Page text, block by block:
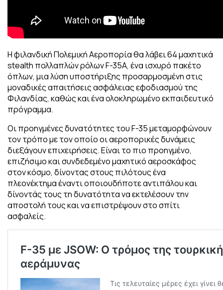
Η φιλανδική Πολεμική Αεροπορία θα λάβει 64 μαχητικά
stealth πολλαπλών ρόλων F-35A, ένα ισχυρό πακέτο
όπλων, μια λύση υποστήριξης προσαρμοσμένη στις
μοναδικές απαιτήσεις ασφάλειας εφοδιασμού της
Φιλανδίας, καθώς και ένα ολοκληρωμένο εκπαιδευτικό
πρόγραμμα.
Οι προηγμένες δυνατότητες του F-35 μεταμορφώνουν
τον τρόπο με τον οποίο οι αεροπορικές δυνάμεις
διεξάγουν επιχειρήσεις. Είναι το πιο προηγμένο,
επιζήσιμο και συνδεδεμένο μαχητικό αεροσκάφος
στον κόσμο, δίνοντας στους πιλότους ένα
πλεονέκτημα έναντι οποιουδήποτε αντιπάλου και
δίνοντάς τους τη δυνατότητα να εκτελέσουν την
αποστολή τους και να επιστρέψουν στο σπίτι
ασφαλείς.